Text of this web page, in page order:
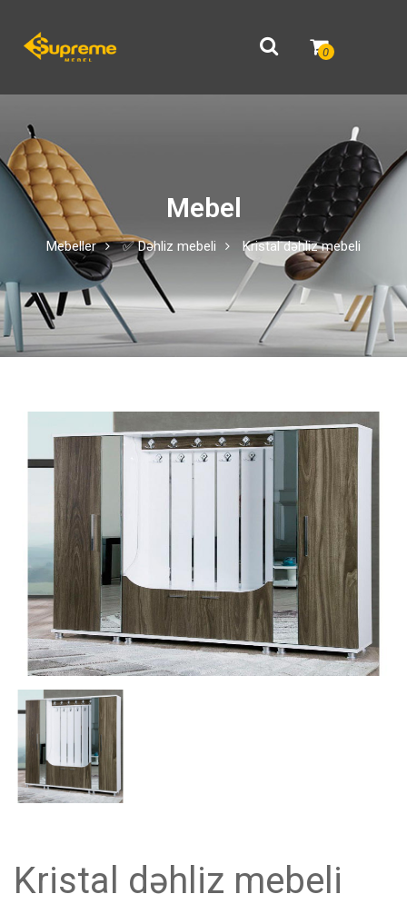
0
Mebel
Mebeller ✅ Dəhliz mebeli Kristal dəhliz mebeli
Kristal dəhliz mebeli